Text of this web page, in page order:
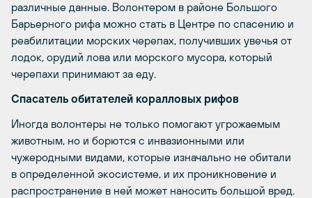
различные данные. Волонтером в районе Большого
Барьерного рифа можно стать в Центре по спасению и
реабилитации морских черепах, получивших увечья от
лодок, орудий лова или морского мусора, который
черепахи принимают за еду.
Спасатель обитателей коралловых рифов
Иногда волонтеры не только помогают угрожаемым
животным, но и борются с инвазионными или
чужеродными видами, которые изначально не обитали
в определенной экосистеме, и их проникновение и
распространение в ней может наносить большой вред.